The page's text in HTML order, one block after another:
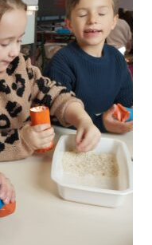
2
6
0
2
0
2
_
1
1
2
9
1
1